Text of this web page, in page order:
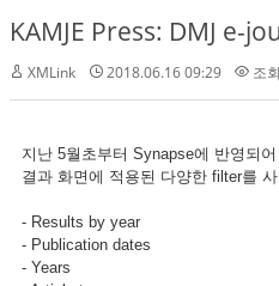
KAMJE Press: DMJ e-
XMLink 2018.06.16 09:29 조
지난 5월초부터 Synapse에 반영되
결과 화면에 적용된 다양한 filter를
- Results by year
- Publication dates
- Years